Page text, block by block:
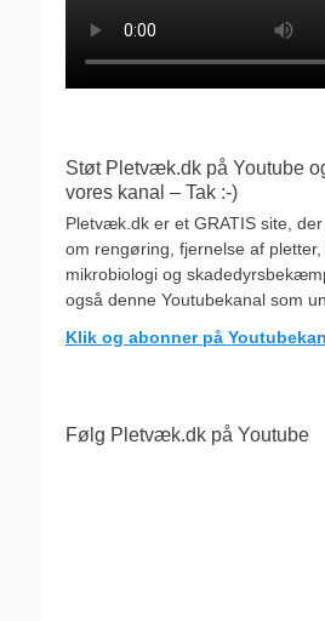
Støt Pletvæk.dk på Youtube
vores kanal – Tak :-)
Pletvæk.dk er et GRATIS site,
om rengøring, fjernelse af pletter,
mikrobiologi og
også denne Youtubekanal som
Klik og abonner på
Følg Pletvæk.dk på Youtube